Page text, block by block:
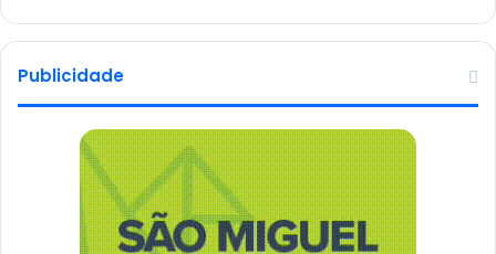
Publicidade